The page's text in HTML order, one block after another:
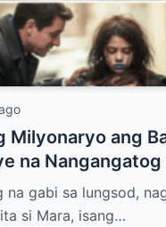
Milyonaryo ang
na Nangangatog
— Ang Ginawa
Lahat
na gabi sa lungsod,
si Mara, isang…